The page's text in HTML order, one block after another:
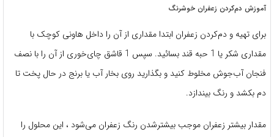
آموزش دم‌کردن زعفران خوشرنگ
برای تهیه و دم‌کردن زعفران ابتدا مقداری از آن را داخل هاونی کوچک با
مقداری شکر یا 1 حبه قند بسائید. سپس 1 قاشق چای‌خوری از آن را با نصف
فنجان آب‌جوش مخلوط کنید و بگذارید روی بخار آب یا برنج در حال پخت تا
دم بکشد و رنگ بیندازد.
مقدار بیشتر زعفران موجب بیشترشدن رنگ زعفران می‌شود ، این محلول را